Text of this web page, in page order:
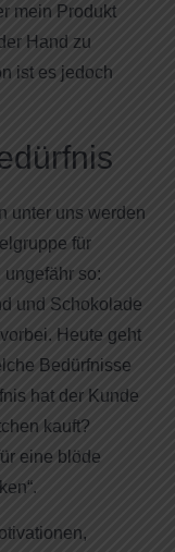
mein Produkt
Hand zu
ist es jedoch
unter uns werden
für
so:
und Schokolade
Heute geht
Bedürfnisse
hat der Kunde
kauft?
eine blöde